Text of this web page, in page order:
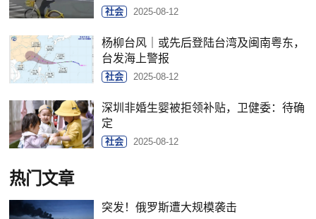
社会 2025-08-12
杨柳台风｜或先后登陆台湾及闽南粤东，
台发海上警报
社会 2025-08-12
深圳非婚生婴被拒领补贴，卫健委：待确
定
社会 2025-08-12
热门文章
突发！俄罗斯遭大规模袭击